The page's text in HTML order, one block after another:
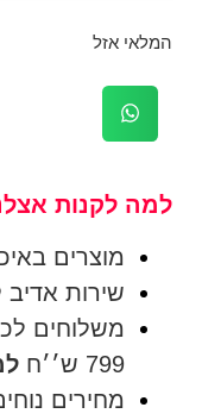
המלאי אזל
למה לקנות
מוצרים
שירות אדיב
משלוחים
799 ש׳׳ח
מחירים